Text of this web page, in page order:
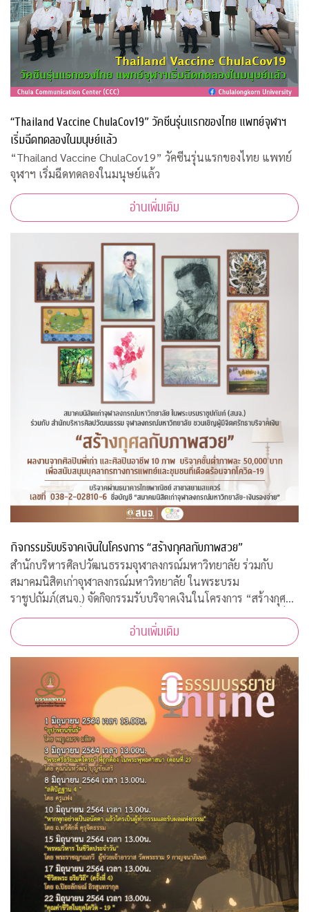
“Thailand Vaccine ChulaCov19” วัคซีนรุ่นแรกของไทย แพทย์จุฬาฯ
เริ่มฉีดทดลองในมนุษย์แล้ว
“Thailand Vaccine ChulaCov19” วัคซีนรุ่นแรกของไทย แพทย์
จุฬาฯ เริ่มฉีดทดลองในมนุษย์แล้ว
อ่านเพิ่มเติม
กิจกรรมรับบริจาคเงินในโครงการ “สร้างกุศลกับภาพสวย”
สำนักบริหารศิลปวัฒนธรรมจุฬาลงกรณ์มหาวิทยาลัย ร่วมกับ
สมาคมนิสิตเก่าจุฬาลงกรณ์มหาวิทยาลัย ในพระบรม
ราชูปถัมภ์(สนจ.) จัดกิจกรรมรับบริจาคเงินในโครงการ “สร้างกุศล
กับภาพสวย” เพื่อสนับสนุนบุคลากรทางการแพทย์และชุมชนที่
เดือดร้อนจากโควิด-19
อ่านเพิ่มเติม